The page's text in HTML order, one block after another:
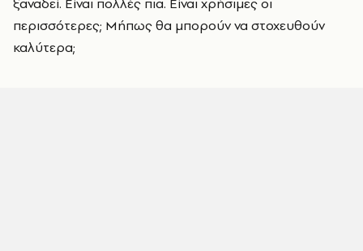
περισσότερες; Μήπως θα μπορούν να στοχευθούν
καλύτερα;